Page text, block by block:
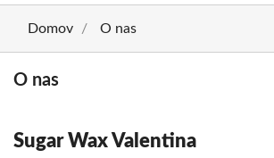
Domov O nas
O nas
Sugar Wax Valentina